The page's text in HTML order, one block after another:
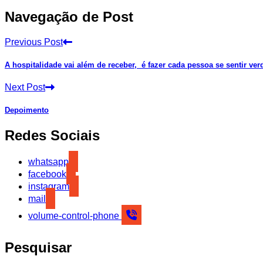
Navegação de Post
Previous Post
A hospitalidade vai além de receber, é fazer cada pessoa se sentir
Next Post
Depoimento
Redes Sociais
whatsapp
facebook
instagram
mail
volume-control-phone
Pesquisar